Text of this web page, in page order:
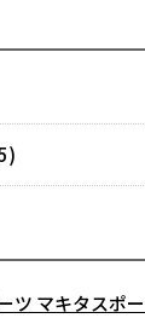
ツ マキタスポ